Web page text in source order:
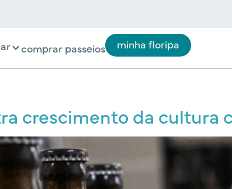
comprar passeios minha floripa
crescimento da cultura